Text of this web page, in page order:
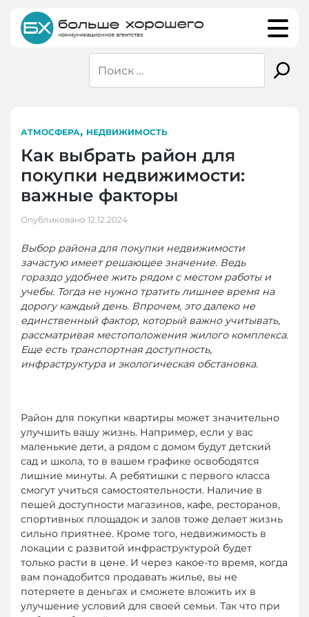
content
АТМОСФЕРА, НЕДВИЖИМОСТЬ
Как выбрать район для
покупки недвижимости:
важные факторы
Опубликовано 12.12.2024
Выбор района для покупки недвижимости
зачастую имеет решающее значение. Ведь
гораздо удобнее жить рядом с местом работы и
учебы. Тогда не нужно тратить лишнее время на
дорогу каждый день. Впрочем, это далеко не
единственный фактор, который важно учитывать,
рассматривая местоположения жилого комплекса.
Еще есть транспортная доступность,
инфраструктура и экологическая обстановка.
Район для покупки квартиры может значительно
улучшить вашу жизнь. Например, если у вас
маленькие дети, а рядом с домом будут детский
сад и школа, то в вашем графике освободятся
лишние минуты. А ребятишки с первого класса
смогут учиться самостоятельности. Наличие в
пешей доступности магазинов, кафе, ресторанов,
спортивных площадок и залов тоже делает жизнь
сильно приятнее. Кроме того, недвижимость в
локации с развитой инфраструктурой будет
только расти в цене. И через какое-то время, когда
вам понадобится продавать жилье, вы не
потеряете в деньгах и сможете вложить их в
улучшение условий для своей семьи. Так что при